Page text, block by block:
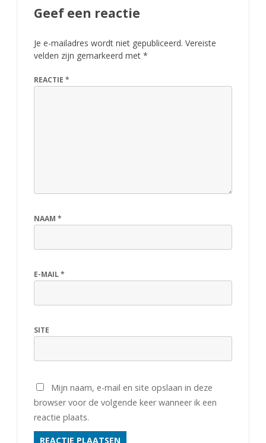
Geef een reactie
Je e-mailadres wordt niet gepubliceerd. Vereiste
velden zijn gemarkeerd met *
REACTIE *
NAAM *
E-MAIL*
SITE
Mijn naam, e-mail en site opslaan in deze
browser voor de volgende keer wanneer ik een
reactie plaats.